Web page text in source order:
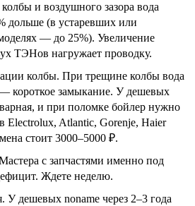
и воздушного зазора вода
дольше (в устаревших или
— до 25%). Увеличение
ТЭНов нагружает проводку.
колбы. При трещине колбы вода
короткое замыкание. У дешевых
и при поломке бойлер нужно
Electrolux, Atlantic, Gorenje, Haier
стоит 3000–5000 ₽.
с запчастями именно под
Ждете неделю.
У дешевых noname через 2–3 года